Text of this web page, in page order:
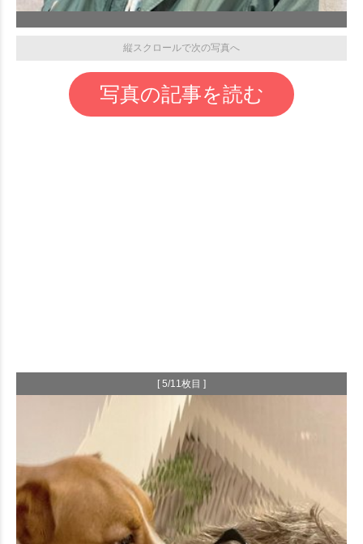
縦スクロールで次の写真へ
写真の記事を読む
[ 5/11枚目 ]